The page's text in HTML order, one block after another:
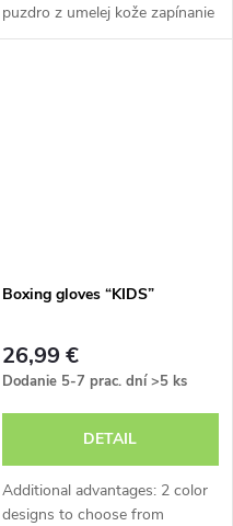
puzdro z umelej kože zapínanie
na háčik a slučku
Boxing gloves “KIDS”
26,99 €
Dodanie 5-7 prac. dní>5 ks
DETAIL
Additional advantages: 2 color
designs to choose from